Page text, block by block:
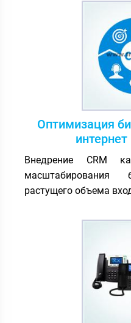
Оптимизация
Внедрение CRM
растущего объема